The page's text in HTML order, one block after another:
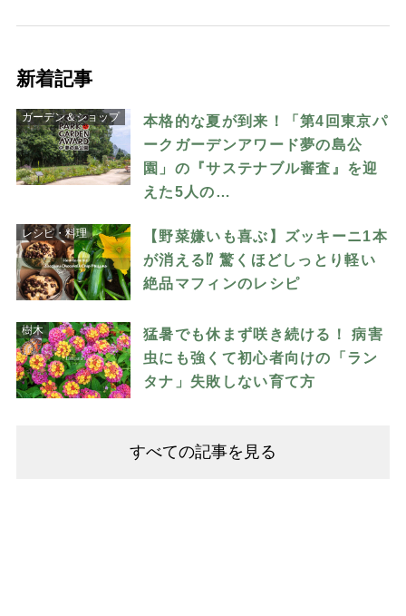
新着記事
ガーデン＆ショップ
本格的な夏が到来！「第4回東京パ
ークガーデンアワード夢の島公
園」の『サステナブル審査』を迎
えた5人の…
レシピ・料理
【野菜嫌いも喜ぶ】ズッキーニ1本
が消える⁉︎ 驚くほどしっとり軽い
絶品マフィンのレシピ
樹木
猛暑でも休まず咲き続ける！ 病害
虫にも強くて初心者向けの「ラン
タナ」失敗しない育て方
すべての記事を見る